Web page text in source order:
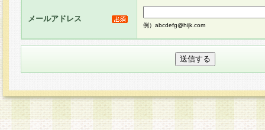
メールアドレス
例）abcdefg@hijk.com